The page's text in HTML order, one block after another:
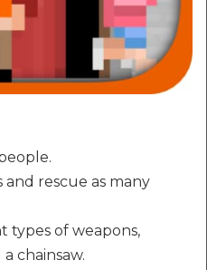
rescue as many
types of weapons,
chainsaw.